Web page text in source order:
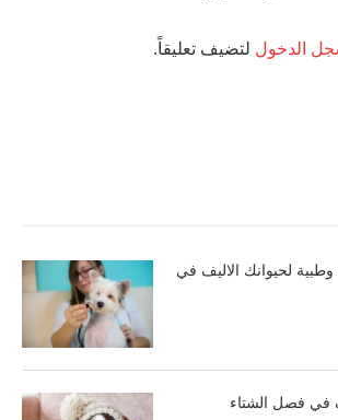
الدخول لتضيف تعليقاً.
لحيوانك الاليف في
في فصل الشتاء